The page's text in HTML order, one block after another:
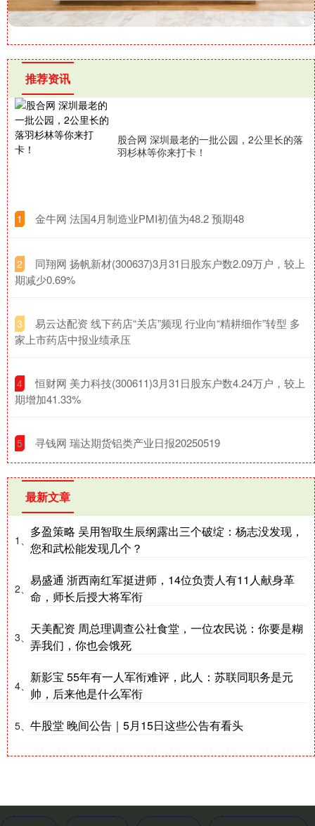
推荐资讯
股合网 深圳最老的一批公园，2公里长的落
羽杉林等你来打卡！
1 ​金牛网 法国4月制造业PMI初值为48.2 预期48
2
​同翔网 扬帆新材(300637)3月31日股东户数2.09万户，较上
期减少0.69%
3
​易云达配资 线下药店“关店”频现 行业向“精耕细作”转型 多
家上市药店中报业绩承压
4
​恒财网 美力科技(300611)3月31日股东户数4.24万户，较上
期增加41.33%
5 ​寻钱网 瑞达期货铝类产业日报20250519
最新文章
1、
多盈策略 吴用智取生辰纲露出三个破绽：杨志没发现，
您和武松能发现几个？
2、
易盛通 浙西南红军挺进师，14位负责人有11人献身革
命，师长后授大将军衔
3、
天美配资 周总理调查公社食堂，一位农民说：你要是糊
弄我们，你也会饿死
4、
新影宝 55年有一人军衔难评，此人：苏联同职务是元
帅，后来他是什么军衔
5、 牛股堂 晚间公告｜5月15日这些公告有看头